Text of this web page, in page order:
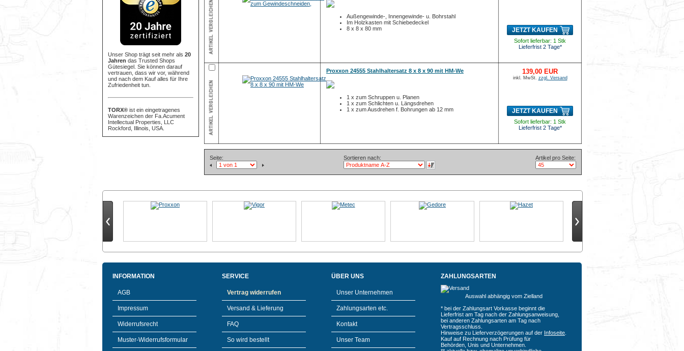
Unser Shop trägt seit mehr als 20
Jahren das Trusted Shops
Gütesiegel. Sie können darauf
vertrauen, dass wir vor, während
und nach dem Kauf alles für Ihre
Zufriedenheit tun.
TORX® ist ein eingetragenes
Warenzeichen der Fa.Acument
Intellectual Properties, LLC
Rockford, Illinois, USA.
Außengewinde-, Innengewinde- u. Bohrstahl
Im Holzkasten mit Schiebedeckel
8 x 8 x 80 mm
JETZT KAUFEN
Sofort lieferbar: 1 Stk
Lieferfrist 2 Tage*
Proxxon 24555 Stahlhaltersatz 8 x 8 x 90 mit HM-We
1 x zum Schruppen u. Planen
1 x zum Schlichten u. Längsdrehen
1 x zum Ausdrehen f. Bohrungen ab 12 mm
139,00 EUR
inkl. MwSt. zzgl. Versand
JETZT KAUFEN
Sofort lieferbar: 1 Stk
Lieferfrist 2 Tage*
Seite: Sortieren nach: Artikel pro Seite:
INFORMATION
AGB
Impressum
Widerrufsrecht
Muster-Widerrufsformular
SERVICE
Vertrag widerrufen
Versand & Lieferung
FAQ
So wird bestellt
ÜBER UNS
Unser Unternehmen
Zahlungsarten etc.
Kontakt
Unser Team
ZAHLUNGSARTEN
Auswahl abhängig vom Zielland
* bei der Zahlungsart Vorkasse beginnt die
Lieferfrist am Tag nach der Zahlungsanweisung,
bei anderen Zahlungsarten am Tag nach
Vertragsschluss.
Hinweise zu Lieferverzögerungen auf der Infoseite
Kauf auf Rechnung nach Prüfung für
Behörden, Unis und Unternehmen.